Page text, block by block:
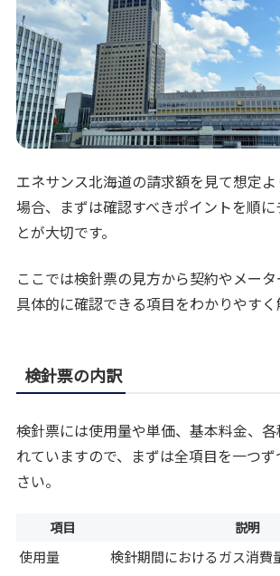
エネサンス北海道の請求額を見て想定
場合、まずは確認すべきポイントを順
とが大切です。
ここでは検針票の見方から契約やメータ
具体的に確認できる項目をわかりやすく
検針票の内訳
検針票には使用量や単価、基本料金、
れていますので、まずは全項目を一つ
さい。
項目 説明
使用量
検針期間におけるガス消費